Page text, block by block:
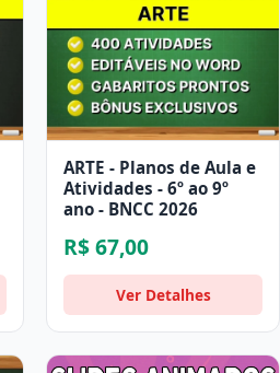
ARTE - Planos de Aula e
Atividades - 6º ao 9º
ano - BNCC 2026
R$ 67,00
Ver Detalhes